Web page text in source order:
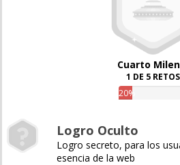
Cuarto
1 DE 5 RETOS
20%
Logro Oculto
Logro secreto, para los
esencia de la web